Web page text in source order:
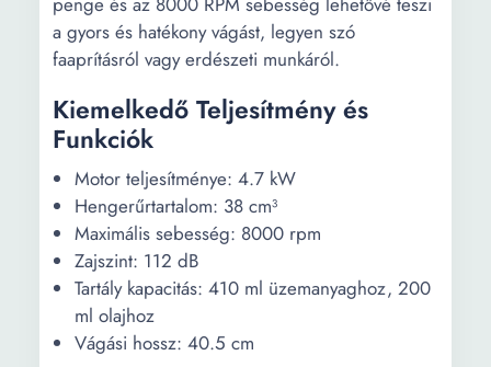
a gyors és hatékony vágást, legyen szó
faaprításról vagy erdészeti munkáról.
Kiemelkedő Teljesítmény és
Funkciók
Motor teljesítménye: 4.7 kW
Hengerűrtartalom: 38 cm³
Maximális sebesség: 8000 rpm
Zajszint: 112 dB
Tartály kapacitás: 410 ml üzemanyaghoz, 200
ml olajhoz
Vágási hossz: 40.5 cm